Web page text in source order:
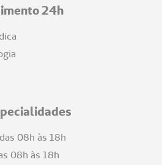
24h
08h às 18h
08h às 18h